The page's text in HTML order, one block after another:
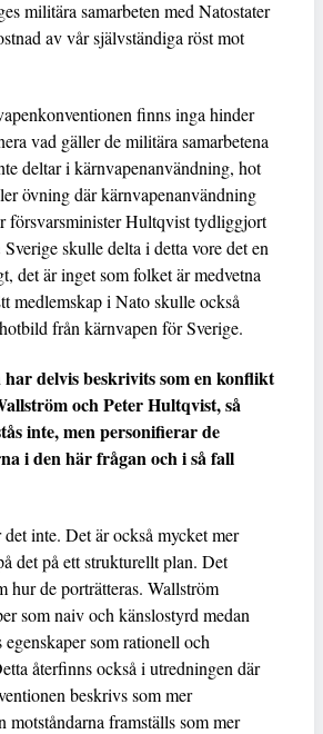
militära samarbeten med Natostater
av vår självständiga röst mot
finns inga hinder
vad gäller de militära samarbetena
deltar i kärnvapenanvändning, hot
övning där kärnvapenanvändning
försvarsminister Hultqvist tydliggjort
Sverige skulle delta i detta vore det en
det är inget som folket är medvetna
medlemskap i Nato skulle också
från kärnvapen för Sverige.
har delvis beskrivits som en konflikt
och Peter Hultqvist, så
inte, men personifierar de
i den här frågan och i så fall
inte. Det är också mycket mer
det på ett strukturellt plan. Det
hur de porträtteras. Wallström
som naiv och känslostyrd medan
som rationell och
återfinns också i utredningen där
beskrivs som mer
motståndarna framställs som mer